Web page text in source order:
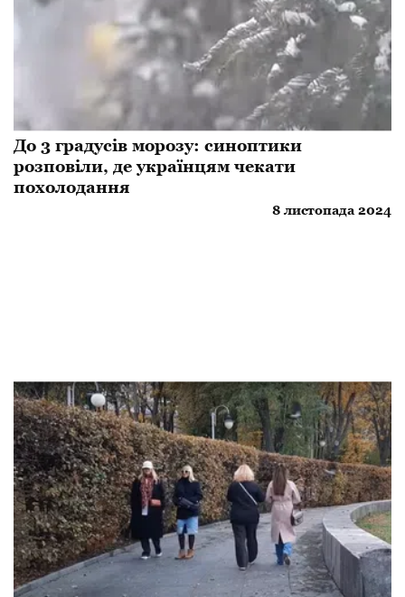
До 3 градусів морозу: синоптики
розповіли, де українцям чекати
похолодання
8 листопада 2024